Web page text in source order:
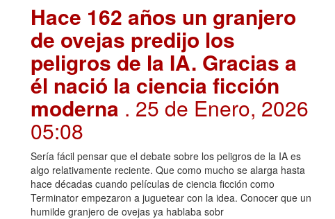
Hace 162 años un granjero
de ovejas predijo los
peligros de la IA. Gracias a
él nació la ciencia ficción
moderna . 25 de Enero, 2026
05:08
Sería fácil pensar que el debate sobre los peligros de la IA es
algo relativamente reciente. Que como mucho se alarga hasta
hace décadas cuando películas de ciencia ficción como
Terminator empezaron a juguetear con la idea. Conocer que un
humilde granjero de ovejas ya hablaba sobr